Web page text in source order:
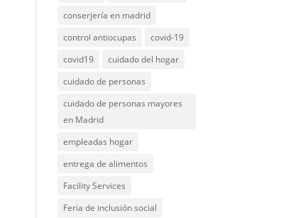
conserjería en madrid
control antiocupas
covid-19
covid19
cuidado del hogar
cuidado de personas
cuidado de personas mayores
en Madrid
empleadas hogar
entrega de alimentos
Facility Services
Feria de inclusión social